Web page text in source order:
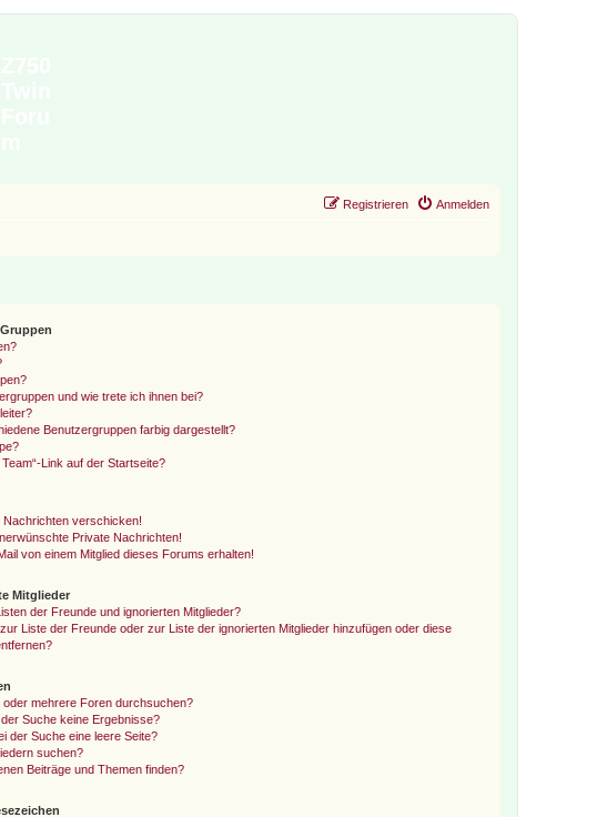
Anmelden
Registrieren
und wie trete ich ihnen bei?
Benutzergruppen farbig dargestellt?
Link auf der Startseite?
verschicken!
Private Nachrichten!
von einem Mitglied dieses Forums erhalten!
Mitglieder
der Freunde und ignorierten Mitglieder?
Liste der Freunde oder zur Liste der ignorierten Mitglieder hinzufügen oder diese
oder mehrere Foren durchsuchen?
Suche keine Ergebnisse?
der Suche eine leere Seite?
suchen?
Beiträge und Themen finden?